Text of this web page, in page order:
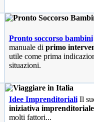
Pronto soccorso bambini
manuale di primo
utile come prima
situazioni.
Idee ImprenditorialiIl
iniziativa imprenditoriale
molti fattori...